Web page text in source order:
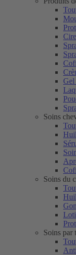
Gel
Soins
Soins du
Soins par